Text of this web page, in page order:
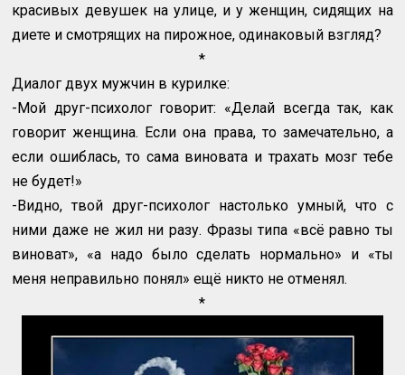
красивых девушек на улице, и у женщин, сидящих на
диете и смотрящих на пирожное, одинаковый взгляд?
*
Диалог двух мужчин в курилке:
-Мой друг-психолог говорит: «Делай всегда так, как
говорит женщина. Если она права, то замечательно, а
если ошиблась, то сама виновата и трахать мозг тебе
не будет!»
-Видно, твой друг-психолог настолько умный, что с
ними даже не жил ни разу. Фразы типа «всё равно ты
виноват», «а надо было сделать нормально» и «ты
меня неправильно понял» ещё никто не отменял.
*